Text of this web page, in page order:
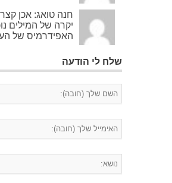
חנה טואג: אכן
יקרה של המילים
האפידרמיס של
שלח לי הודעה